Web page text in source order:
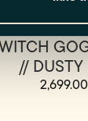
// DUSTY
2,699.00